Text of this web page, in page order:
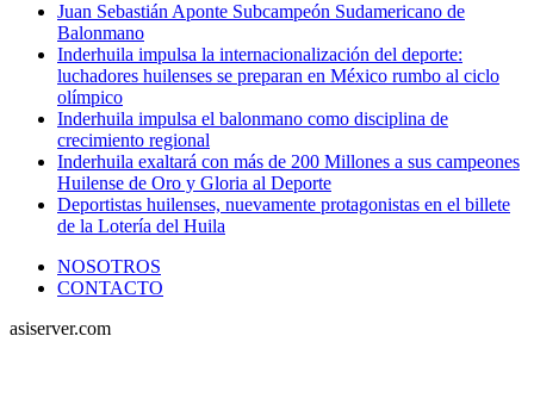
Juan Sebastián Aponte Subcampeón Sudamericano de
Balonmano
Inderhuila impulsa la internacionalización del deporte:
luchadores huilenses se preparan en México rumbo al ciclo
olímpico
Inderhuila impulsa el balonmano como disciplina de
crecimiento regional
Inderhuila exaltará con más de 200 Millones a sus campeones
Huilense de Oro y Gloria al Deporte
Deportistas huilenses, nuevamente protagonistas en el billete
de la Lotería del Huila
NOSOTROS
CONTACTO
asiserver.com